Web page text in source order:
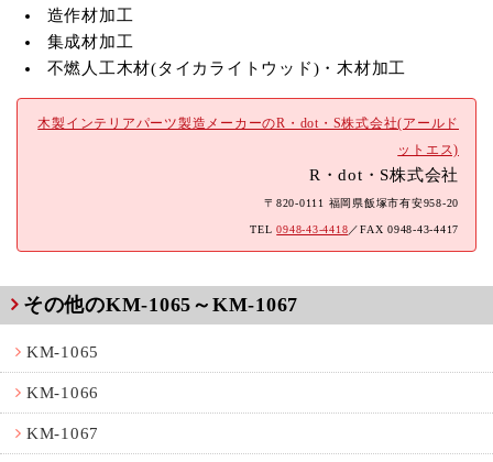
造作材加工
集成材加工
不燃人工木材(タイカライトウッド)・木材加工
木製インテリアパーツ製造メーカーのR・dot・S株式会社(アールド
ットエス)
R・dot・S株式会社
〒820-0111 福岡県飯塚市有安958-20
TEL0948-43-4418／FAX 0948-43-4417
その他のKM-1065～KM-1067
KM-1065
KM-1066
KM-1067